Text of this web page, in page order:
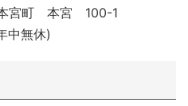
宮町 本宮 100-1
中無休)